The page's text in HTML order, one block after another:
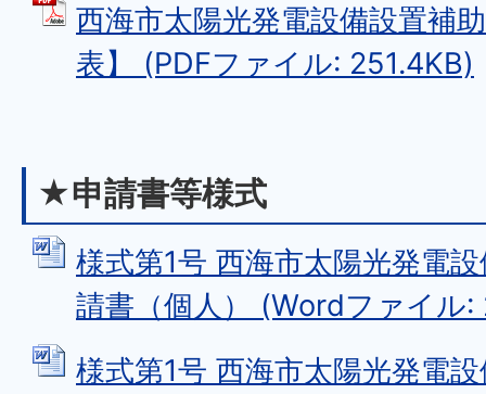
西海市太陽光発電設備設置補
表】 (PDFファイル: 251.4KB)
★申請書等様式
様式第1号 西海市太陽光発電
請書（個人） (Wordファイル:
様式第1号 西海市太陽光発電